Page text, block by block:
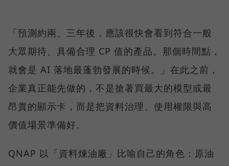
「預測約兩、三年後，應該很快會看到符合一般
大眾期待、具備合理 CP 值的產品。那個時間點，
就會是 AI 落地最蓬勃發展的時候。」在此之前，
企業真正能先做的，不是搶著買最大的模型或最
昂貴的顯示卡，而是把資料治理、使用權限與高
價值場景準備好。
QNAP 以「資料煉油廠」比喻自己的角色：原油